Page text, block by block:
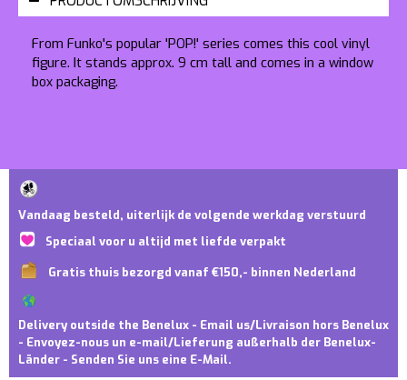
From Funko's popular 'POP!' series comes this cool vinyl
figure. It stands approx. 9 cm tall and comes in a window
box packaging.
Vandaag besteld, uiterlijk de volgende werkdag verstuurd
Speciaal voor u altijd met liefde verpakt
Gratis thuis bezorgd vanaf €150,- binnen Nederland
Delivery outside the Benelux - Email us/Livraison hors Benelux
- Envoyez-nous un e-mail/Lieferung außerhalb der Benelux-
Länder - Senden Sie uns eine E-Mail.